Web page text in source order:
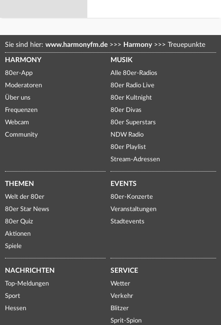
Sie sind hier: www.harmonyfm.de >>> Harmony >>> Treuepunkte
HARMONY
80er-App
Moderatoren
Über uns
Frequenzen
Webcam
Community
MUSIK
Alle 80er-Radios
80er Radio Live
80er Kultnight
80er Divas
80er Superstars
NDW Radio
80er Playlist
Stream-Adressen
THEMEN
Welt der 80er
80er Star News
80er Quiz
Aktionen
Spiele
EVENTS
80er-Konzerte
Veranstaltungen
Stadtevents
NACHRICHTEN
Top-Meldungen
Sport
Hessen
SERVICE
Wetter
Verkehr
Blitzer
Sprit-Spion